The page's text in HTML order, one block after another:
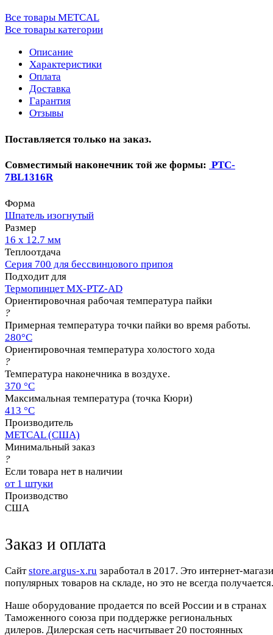
Все товары METCAL
Все товары категории
Описание
Характеристики
Оплата
Доставка
Гарантия
Отзывы
Поставляется только на заказ.
Совместимый наконечник той же формы: PTC-
7BL1316R
Форма
Шпатель изогнутый
Размер
16 х 12.7 мм
Теплоотдача
Серия 700 для бессвинцового припоя
Подходит для
Термопинцет MX-PTZ-AD
Ориентировочная рабочая температура пайки
?
Примерная температура точки пайки во время работы.
280°C
Ориентировочная температура холостого хода
?
Температура наконечника в воздухе.
370 °C
Максимальная температура (точка Кюри)
413 °C
Производитель
METCAL (США)
Минимальный заказ
?
Если товара нет в наличии
от 1 штуки
Производство
США
Заказ и оплата
Cайтstore.argus-x.ru заработал в 2017. Это интернет-
популярных товаров на складе, но это не всегда
Наше оборудование продается по всей России и в странах
Таможенного союза при поддержке региональных
дилеров. Дилерская сеть насчитывает 20 постоянных